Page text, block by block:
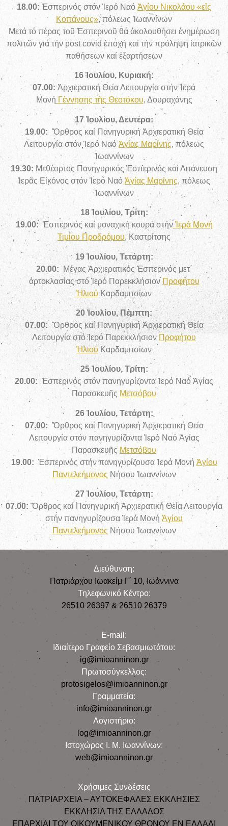
18.00: Ἑσπερινός στόν Ἱερό Ναό Ἁγίου Νικολάου «εἰς
Κοπάνους», πόλεως Ἰωαννίνων
Μετά τό πέρας τοῦ Ἑσπερινοῦ θά ἀκολουθήσει ἐνημέρωση
πολιτῶν γιά τήν post covid ἐποχή καί τήν πρόληψη ἰατρικῶν
παθήσεων καί ἐξαρτήσεων
16 Ἰουλίου, Κυριακή:
07.00:Ἀρχιερατική Θεία Λειτουργία στήν Ἱερά
Μονή Γέννησης τῆς Θεοτόκου, Δουραχάνης
17 Ἰουλίου, Δευτέρα:
19.00: Ὄρθρος καί Πανηγυρική Ἀρχιερατική Θεία
Λειτουργία στόν Ἱερό Ναό Ἁγίας Μαρίνης, πόλεως
Ἰωαννίνων
19.30: Μεθέορτος Πανηγυρικός Ἑσπερινός καί Λιτάνευση
Ἱερᾶς Εἰκόνος στόν Ἱερό Ναό Ἁγίας Μαρίνης, πόλεως
Ἰωαννίνων
18 Ἰουλίου, Τρίτη:
19.00: Ἑσπερινός καί μοναχική κουρά στήνἹερά Μονή
Τιμίου Προδρόμου, Καστρίτσης
19 Ἰουλίου, Τετάρτη:
20.00:
Μέγας Ἀρχιερατικός Ἑσπερινός μετ΄
ἀρτοκλασίαςστό Ἱερό Παρεκκλήσιον Προφήτου
ἨλιούΚαρδαμιτσίων
20 Ἰουλίου, Πέμπτη:
07.00:Ὄρθρος καί Πανηγυρική Ἀρχιερατική Θεία
Λειτουργία στό Ἱερό Παρεκκλήσιον Προφήτου
Ἠλιού Καρδαμιτσίων
25 Ἰουλίου, Τρίτη:
20.00: Ἑσπερινός στόν πανηγυρίζοντα Ἱερό Ναό Ἁγίας
Παρασκευῆς Μετσόβου
26 Ἰουλίου, Τετάρτη:
07.00: Ὄρθρος καί Πανηγυρική Ἀρχιερατική Θεία
Λειτουργία στόν πανηγυρίζοντα Ἱερό Ναό Ἁγίας
Παρασκευῆς Μετσόβου
19.00: Ἑσπερινός στήν πανηγυρίζουσα Ἱερά Μονή Ἁγίου
Παντελεήμονος Νήσου Ἰωαννίνων
27 Ἰουλίου, Τετάρτη:
07.00: Ὄρθρος καί Πανηγυρική Ἀρχιερατική Θεία Λειτουργία
στήν πανηγυρίζουσα Ἱερά Μονή Ἁγίου
Παντελεήμονος Νήσου Ἰωαννίνων
Διεύθυνση:
Πατριάρχου Ιωακείμ Γ΄ 10, Iωάννινα
Τηλεφωνικό Κέντρο:
26510 26397 & 26510 26379
E-mail:
Iδιαίτερο Γραφείο Σεβασμιωτάτου:
ig@imioanninon.gr
Πρωτοσύγκελλος:
protosigelos@imioanninon.gr
Γραμματεία:
info@imioanninon.gr
Λογιστήριο:
log@imioanninon.gr
Ιστοχώρος Ι. Μ. Ιωαννίνων:
web@imioanninon.gr
Χρήσιμες Συνδέσεις
ΠΑΤΡΙΑΡΧΕΙΑ – ΑΥΤΟΚΕΦΑΛΕΣ ΕΚΚΛΗΣΙΕΣ
ΕΚΚΛΗΣΙΑ ΤΗΣ ΕΛΛΑΔΟΣ
ΕΠΑΡΧΙΑΙ ΤΟΥ ΟΙΚΟΥΜΕΝΙΚΟΥ ΘΡΟΝΟΥ ΕΝ ΕΛΛΑΔΙ